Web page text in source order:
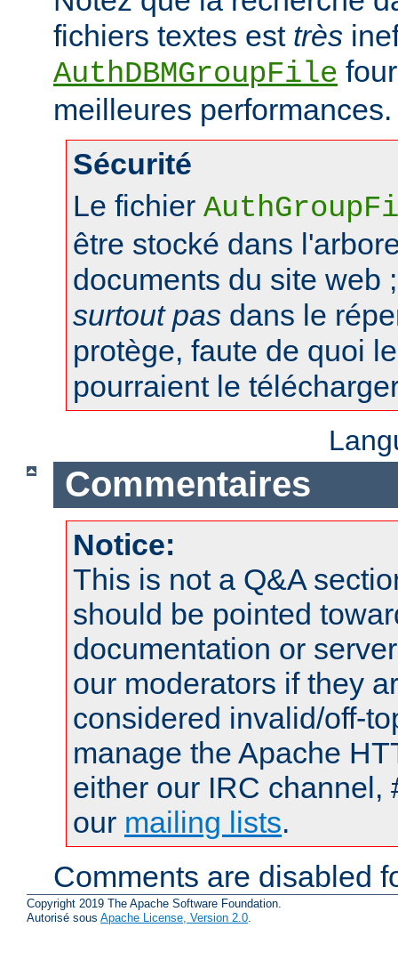
fichiers textes est très
AuthDBMGroupFile
meilleures performances.
Sécurité
Le fichier
être stocké dans
documents du site web
surtout pas dans le
protège, faute de quoi
pourraient le
Commentaires
Notice:
This is not a Q&A
should be pointed
documentation or
our moderators if they
considered invalid/off-
manage the Apache
either our IRC channel,
our mailing lists.
Comments are disabled
Copyright 2019 The Apache Software Foundation.
Autorisé sous Apache License, Version 2.0.